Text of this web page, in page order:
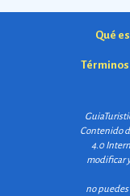
Qué
Términos
Contenido
4.0
modificar
no